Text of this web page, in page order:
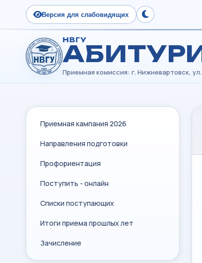
Версия для слабовидящих Сменить тему
НВГУ
Приемная кампания 2026
Направления подготовки
Профориентация
Поступить - онлайн
Списки поступающих
Итоги приема прошлых лет
Зачисление